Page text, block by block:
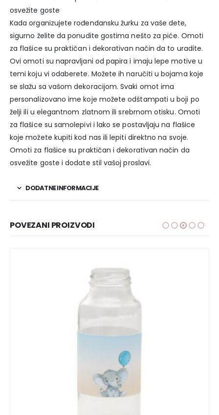
osvežite goste
Kada organizujete rođendansku žurku za vaše dete,
sigurno želite da ponudite gostima nešto za piće. Omoti
za flašice su praktičan i dekorativan način da to uradite.
Ovi omoti su napravljani od papira i imaju lepe motive u
temi koju vi odaberete. Možete ih naručiti u bojama koje
se slažu sa vašom dekoracijom. Svaki omot ima
personalizovano ime koje možete odštampati u boji po
želji ili u elegantnom zlatnom ili srebrnom otisku. Omoti
za flašice su samolepivi i lako se postavljaju na flašice
koje možete kupiti kod nas ili lepiti direktno na svoje.
Omoti za flašice su praktičan i dekorativan način da
osvežite goste i dodate stil vašoj proslavi.
DODATNE INFORMACIJE
POVEZANI PROIZVODI